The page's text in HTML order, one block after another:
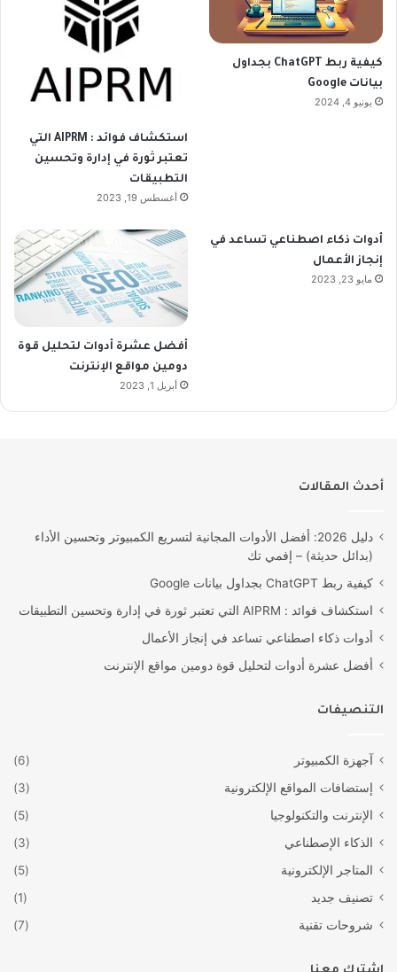
كيفية ربط ChatGPT بجداول
بيانات Google
يونيو 4, 2024
استكشاف فوائد : AIPRM التي
تعتبر ثورة في إدارة وتحسين
التطبيقات
أغسطس 19, 2023
أدوات ذكاء اصطناعي تساعد في
إنجاز الأعمال
مايو 23, 2023
أفضل عشرة أدوات لتحليل قوة
دومين مواقع الإنترنت
أبريل 1, 2023
أحدث المقالات
دليل 2026: أفضل الأدوات المجانية لتسريع الكمبيوتر وتحسين الأداء
(بدائل حديثة) – إفمي تك
كيفية ربط ChatGPT بجداول بيانات Google
استكشاف فوائد : AIPRM التي تعتبر ثورة في إدارة وتحسين التطبيقات
أدوات ذكاء اصطناعي تساعد في إنجاز الأعمال
أفضل عشرة أدوات لتحليل قوة دومين مواقع الإنترنت
التنصيفات
آجهزة الكمبيوتر
(6)
إستضافات المواقع الإلكترونية
(3)
الإنترنت والتكنولوجيا
(5)
الذكاء الإصطناعي
(3)
المتاجر الإلكترونية
(5)
تصنيف جديد
(1)
شروحات تقنية
(7)